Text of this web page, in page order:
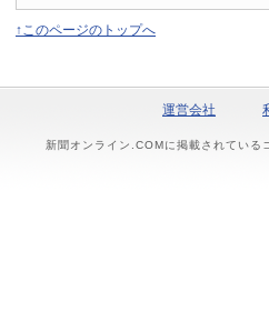
↑このページのトップへ
運営会社
新聞オンライン.COMに掲載されている